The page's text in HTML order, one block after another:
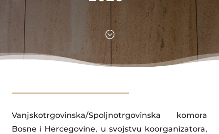
;
Vanjskotrgovinska/Spoljnotrgovinska komora
Bosne i Hercegovine, u svojstvu koorganizatora,